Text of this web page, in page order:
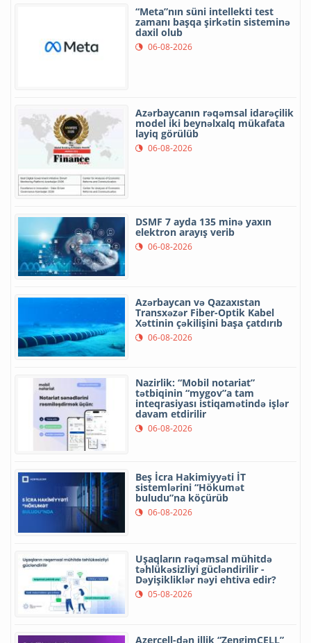
“Meta”nın süni intellekti test
zamanı başqa şirkətin sisteminə
daxil olub
06-08-2026
Azərbaycanın rəqəmsal idarəçilik
model iki beynəlxalq mükafata
layiq görülüb
06-08-2026
DSMF 7 ayda 135 minə yaxın
elektron arayış verib
06-08-2026
Azərbaycan və Qazaxıstan
Transxəzər Fiber-Optik Kabel
Xəttinin çəkilişini başa çatdırıb
06-08-2026
Nazirlik: “Mobil notariat”
tətbiqinin “mygov”a tam
inteqrasiyası istiqamətində işlər
davam etdirilir
06-08-2026
Beş İcra Hakimiyyəti İT
sistemlərini “Hökumət
buludu”na köçürüb
06-08-2026
Uşaqların rəqəmsal mühitdə
təhlükəsizliyi gücləndirilir -
Dəyişikliklər nəyi ehtiva edir?
05-08-2026
Azercell-dən illik “ZengimCELL”